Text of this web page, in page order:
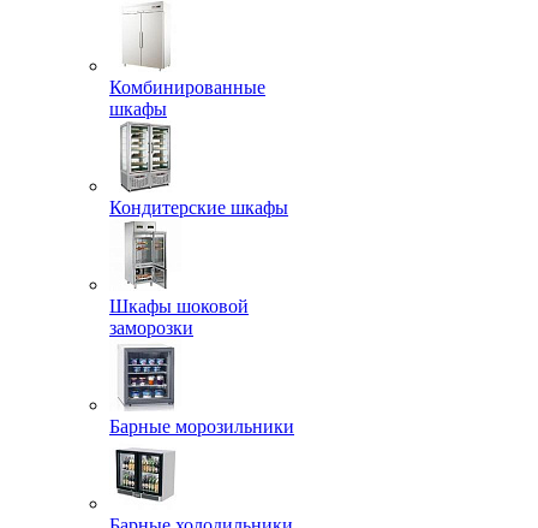
Комбинированные
шкафы
Кондитерские шкафы
Шкафы шоковой
заморозки
Барные морозильники